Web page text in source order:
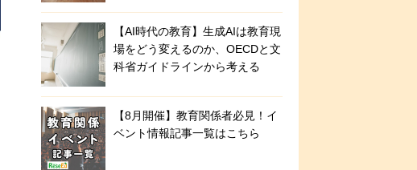
【AI時代の教育】生成AIは教育現
場をどう変えるのか、OECDと文
科省ガイドラインから考える
【8月開催】教育関係者必見！イ
ベント情報記事一覧はこちら